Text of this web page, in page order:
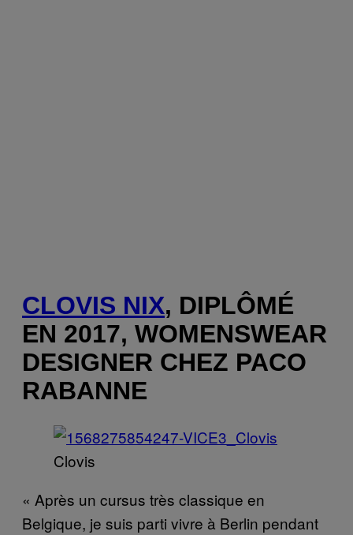
CLOVIS NIX, DIPLÔMÉ
EN 2017, WOMENSWEAR
DESIGNER CHEZ PACO
RABANNE
Clovis
« Après un cursus très classique en
Belgique, je suis parti vivre à Berlin pendant